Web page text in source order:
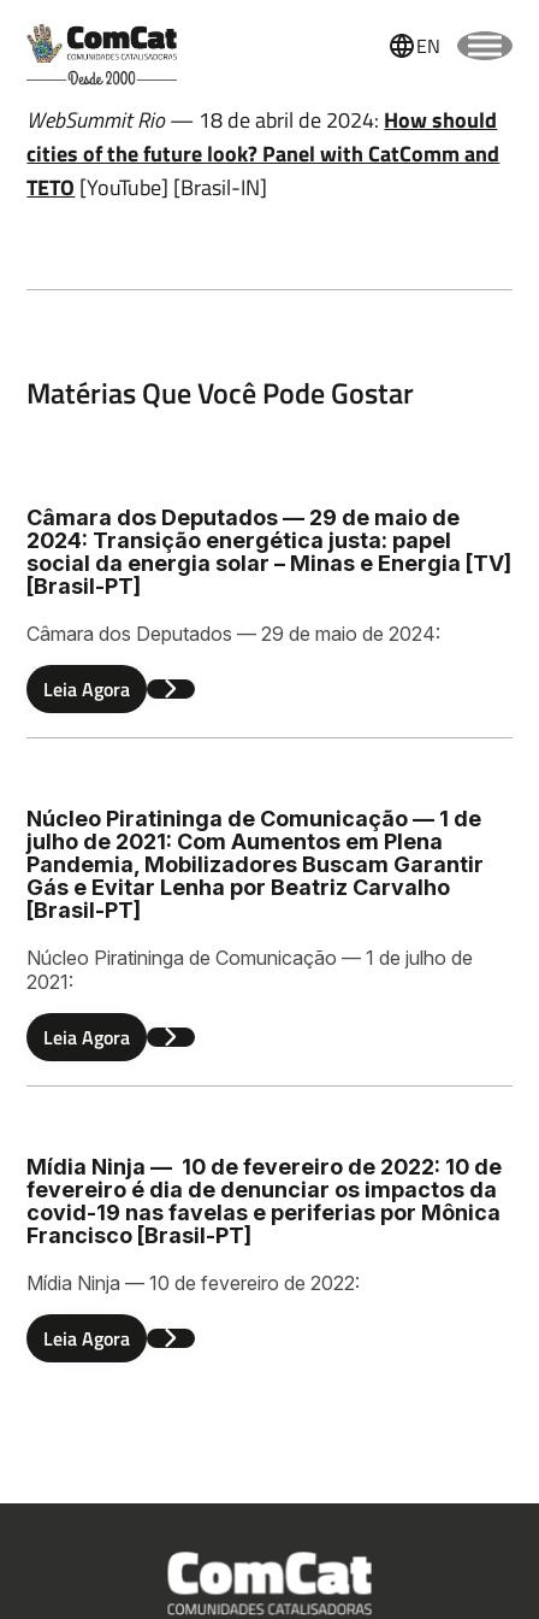
EN
WebSummit Rio— 18 de abril de 2024: How should
cities of the future look? Panel with CatComm and
TETO [YouTube] [Brasil-IN]
Matérias Que Você Pode Gostar
Câmara dos Deputados — 29 de maio de
2024: Transição energética justa: papel
social da energia solar – Minas e Energia [TV]
[Brasil-PT]
Câmara dos Deputados — 29 de maio de 2024:
Leia Agora
Núcleo Piratininga de Comunicação — 1 de
julho de 2021: Com Aumentos em Plena
Pandemia, Mobilizadores Buscam Garantir
Gás e Evitar Lenha por Beatriz Carvalho
[Brasil-PT]
Núcleo Piratininga de Comunicação — 1 de julho de
2021:
Leia Agora
Mídia Ninja — 10 de fevereiro de 2022: 10 de
fevereiro é dia de denunciar os impactos da
covid-19 nas favelas e periferias por Mônica
Francisco [Brasil-PT]
Mídia Ninja — 10 de fevereiro de 2022:
Leia Agora
Sobrenome
Email
Deixe uma mensagem